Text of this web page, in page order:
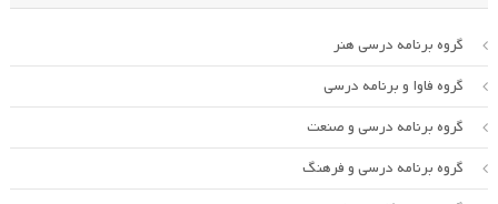
گروه برنامه درسی هنر
گروه فاوا و برنامه درسی
گروه برنامه درسی و صنعت
گروه برنامه درسی و فرهنگ